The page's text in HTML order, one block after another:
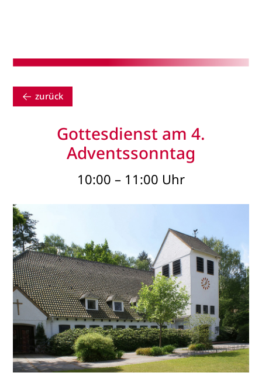
zurück
Gottesdienst am 4.
Adventssonntag
10:00 – 11:00 Uhr